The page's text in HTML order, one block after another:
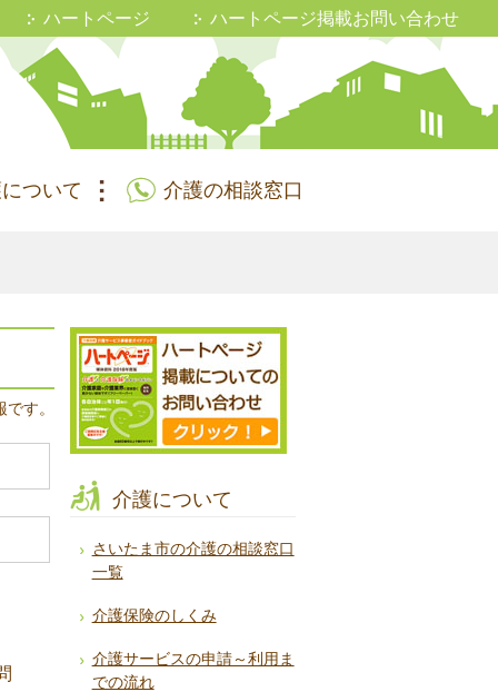
ハートページ ハートページ掲載お問い合わせ
ついて 介護の相談窓口
す。
介護について
さいたま市の介護の相談窓口
一覧
介護保険のしくみ
介護サービスの申請～利用ま
での流れ